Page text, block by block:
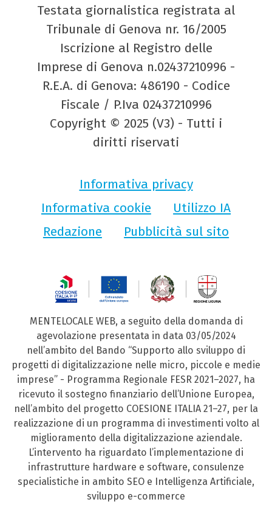
Testata giornalistica registrata al
Tribunale di Genova nr. 16/2005
Iscrizione al Registro delle
Imprese di Genova n.02437210996 -
R.E.A. di Genova: 486190 - Codice
Fiscale / P.Iva 02437210996
Copyright © 2025 (V3) - Tutti i
diritti riservati
Informativa privacy
Informativa cookie
Utilizzo IA
Redazione
Pubblicità sul sito
MENTELOCALE WEB, a seguito della domanda di
agevolazione presentata in data 03/05/2024
nell’ambito del Bando “Supporto allo sviluppo di
progetti di digitalizzazione nelle micro, piccole e medie
imprese” - Programma Regionale FESR 2021–2027, ha
ricevuto il sostegno finanziario dell’Unione Europea,
nell’ambito del progetto COESIONE ITALIA 21–27, per la
realizzazione di un programma di investimenti volto al
miglioramento della digitalizzazione aziendale.
L’intervento ha riguardato l’implementazione di
infrastrutture hardware e software, consulenze
specialistiche in ambito SEO e Intelligenza Artificiale,
sviluppo e-commerce